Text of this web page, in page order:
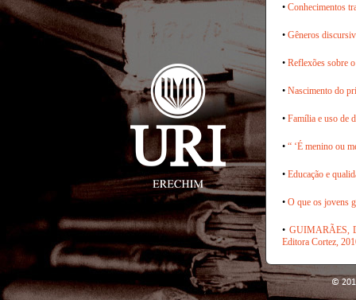
• Conhecimentos
• Gêneros
• Reflexões sobre
• Nascimento do
• Família e uso de
• “ ‘É menino ou
• Educação e
• O que os jovens
• GUIMARÃES,
Editora Cortez,
©